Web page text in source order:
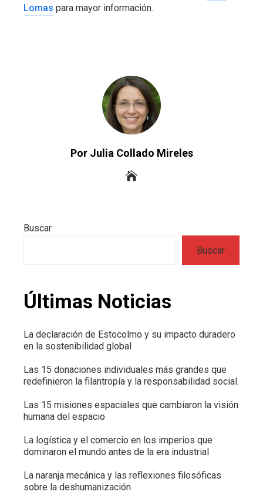
Lomas para mayor información.
Por Julia Collado Mireles
Buscar
Buscar
Últimas Noticias
La declaración de Estocolmo y su impacto duradero
en la sostenibilidad global
Las 15 donaciones individuales más grandes que
redefinieron la filantropía y la responsabilidad social.
Las 15 misiones espaciales que cambiaron la visión
humana del espacio
La logística y el comercio en los imperios que
dominaron el mundo antes de la era industrial
La naranja mecánica y las reflexiones filosóficas
sobre la deshumanización